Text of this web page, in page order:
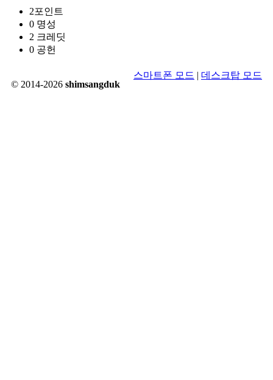
2포인트
0 명성
2 크레딧
0 공헌
© 2014-2026 shimsangduk
스마트폰 모드 | 데스크탑 모드